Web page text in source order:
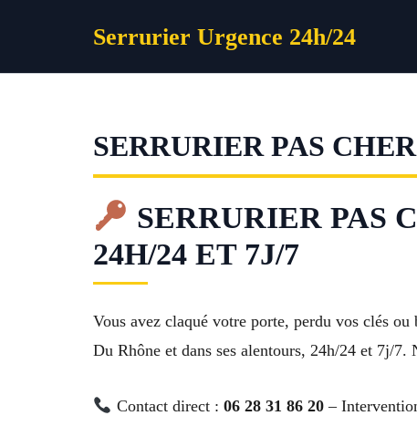
Serrurier Urgence 24h/24
SERRURIER PAS
SERRURIER PAS
24H/24 ET 7J/7
Vous avez claqué votre porte, perdu vos clés ou
Du Rhône et dans ses alentours, 24h/24 et 7j/
Contact direct : 06 28 31 86 20–